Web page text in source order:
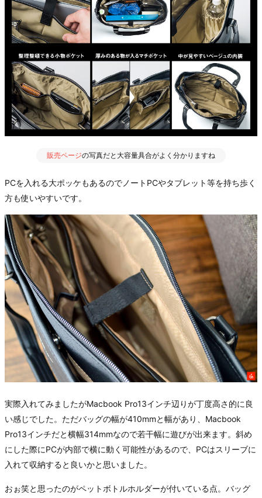
販売ページの写真だと大容量具合がよく分かりますね
PCを入れる大ポッケもあるのでノートPCやタブレット等を持ち歩く
方も使いやすいです。
実際入れてみましたがMacbook Pro13インチ辺りが丁度高さ的に良
い感じでした。ただバッグの幅が410mmと幅があり、Macbook
Pro13インチだと横幅314mmなので若干幅に遊びが出来ます。斜め
にした際にPCが内部で横に動く可能性があるので、PCはスリーブに
入れて収納すると良いかと思いました。
おぉ笑と思ったのがペットボトルホルダーが付いている点。バッグ